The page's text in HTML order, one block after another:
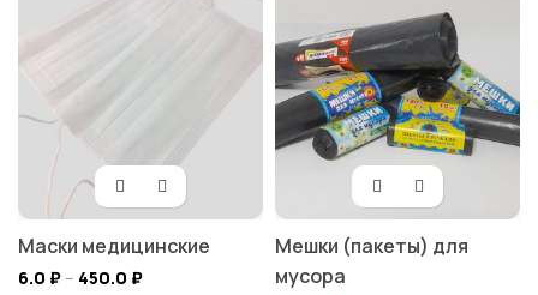
Маски медицинские
6.0 ₽– 450.0 ₽
Мешки (пакеты) для
мусора